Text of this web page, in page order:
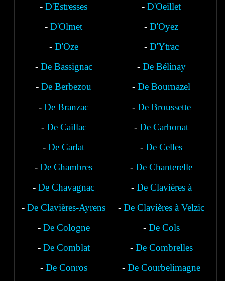
-D'Estresses -D'Oeillet
-D'Olmet -D'Oyez
- D'Oze - D'Ytrac
- De Bassignac - De Bélinay
-De Berbezou -De Bournazel
-De Branzac - De Broussette
- De Caillac -De Carbonat
-De Carlat -De Celles
-De Chambres -De Chanterelle
-De Chavagnac - De Clavières à
Polminhac
-De Clavières-Ayrens -De Clavières à Velzic
- De Cologne - De Cols
- De Comblat - De Combrelles
- De Conros -De Courbelimagne